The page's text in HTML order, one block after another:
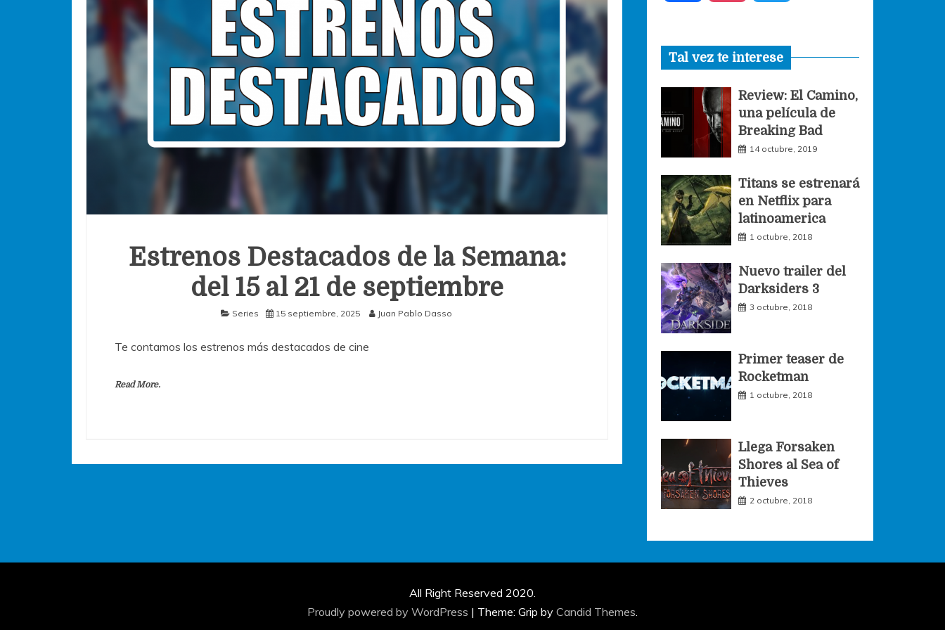
Estrenos Destacados de la Semana:
del 15 al 21 de septiembre
Series 15 septiembre, 2025 Juan Pablo Dasso
Te contamos los estrenos más destacados de cine
Read More.
c
e
b
o
o
s
t
a
g
r
m
i
t
t
r
Tal vez te interese
Review: El Camino,
una película de
Breaking Bad
14 octubre, 2019
Titans se estrenará
en Netflix para
latinoamerica
1 octubre, 2018
Nuevo trailer del
Darksiders 3
3 octubre, 2018
Primer teaser de
Rocketman
1 octubre, 2018
Llega Forsaken
Shores al Sea of
Thieves
2 octubre, 2018
All Right Reserved 2020.
Proudly powered by WordPress | Theme: Grip by Candid Themes.